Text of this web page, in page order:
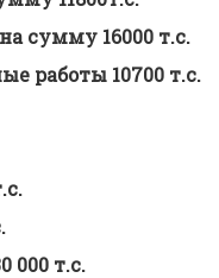
сумму 16000 т.с.
работы 10700 т.с.
000 т.с.